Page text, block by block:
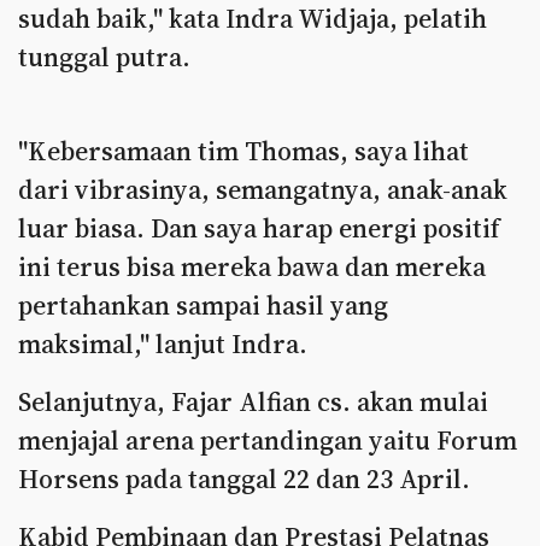
sudah baik," kata Indra Widjaja, pelatih
tunggal putra.
"Kebersamaan tim Thomas, saya lihat
dari vibrasinya, semangatnya, anak-anak
luar biasa. Dan saya harap energi positif
ini terus bisa mereka bawa dan mereka
pertahankan sampai hasil yang
maksimal," lanjut Indra.
Selanjutnya, Fajar Alfian cs. akan mulai
menjajal arena pertandingan yaitu Forum
Horsens pada tanggal 22 dan 23 April.
Kabid Pembinaan dan Prestasi Pelatnas